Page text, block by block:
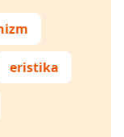
eristika